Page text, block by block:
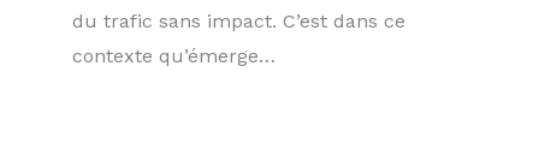
du trafic sans impact. C’est dans ce
contexte qu’émerge…